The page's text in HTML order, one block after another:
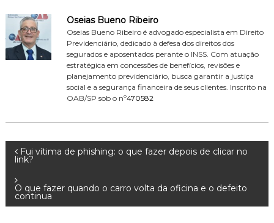
Oseias Bueno Ribeiro
Oseias Bueno Ribeiro é advogado especialista em Direito
Previdenciário, dedicado à defesa dos direitos dos
segurados e aposentados perante o INSS. Com atuação
estratégica em concessões de benefícios, revisões e
planejamento previdenciário, busca garantir a justiça
social e a segurança financeira de seus clientes. Inscrito na
OAB/SP sob o nº470582
N
a
v
Fui vítima de phishing: o que fazer depois de clicar no
link?
O que fazer quando o carro volta da oficina e o defeito
continua